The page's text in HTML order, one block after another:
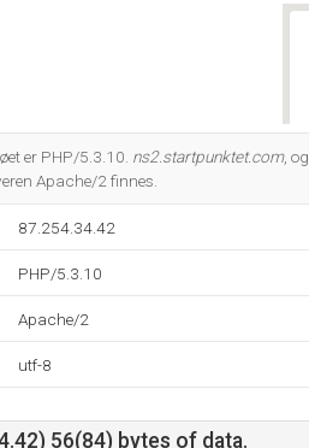
er PHP/5.3.10. ns2.startpunktet.com, og
Apache/2 finnes.
87.254.34.42
PHP/5.3.10
Apache/2
utf-8
56(84) bytes of data.